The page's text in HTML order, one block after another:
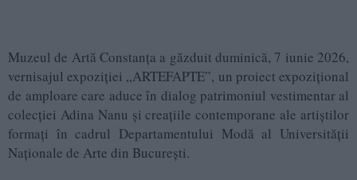
Muzeul de Artă Constanța a găzduit duminică, 7 iunie 2026,
vernisajul expoziției „ARTEFAPTE”, un proiect expozițional
de amploare care aduce în dialog patrimoniul vestimentar al
colecției Adina Nanu și creațiile contemporane ale artiștilor
formați în cadrul Departamentului Modă al Universității
Naționale de Arte din București.